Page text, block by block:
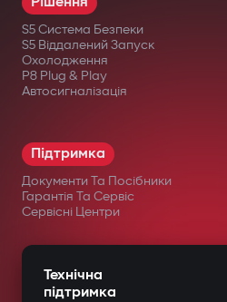
S5 Система Безпеки
S5 Віддалений Запуск
Охолодження
P8 Plug & Play
Автосигналізація
Підтримка
Документи Та Посібники
Гарантія Та Сервіс
Сервісні Центри
Технічна
підтримка